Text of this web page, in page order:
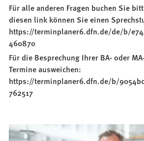
Für alle anderen Fragen buchen Sie
diesen link können Sie einen
https://terminplaner6.dfn.de/de/b/
460870
Für die Besprechung Ihrer BA- oder
Termine ausweichen:
https://terminplaner6.dfn.de/b/
762517